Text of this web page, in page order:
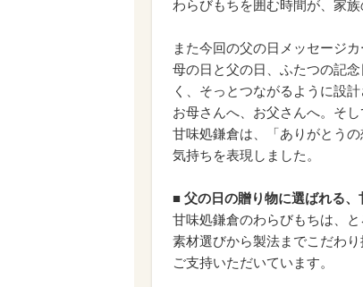
わらびもちを囲む時間が、家
また今回の父の日メッセージ
母の日と父の日、ふたつの記
く、そっとつながるように設計
お母さんへ、お父さんへ。そし
甘味処鎌倉は、「ありがとう
気持ちを表現しました。
■ 父の日の贈り物に選ばれる
甘味処鎌倉のわらびもちは、
素材選びから製法までこだわ
ご支持いただいています。